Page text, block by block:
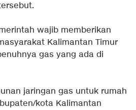
wajib memberikan
Kalimantan Timur
gas yang ada di
jaringan gas untuk rumah
kota Kalimantan